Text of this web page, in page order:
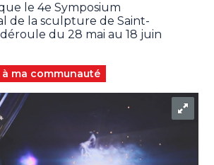
le 4e Symposium
de la sculpture de Saint-
du 28 mai au 18 juin
ma communauté